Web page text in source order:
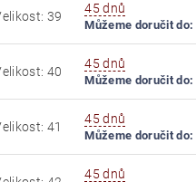
39
45 dnů
Můžeme doručit do:
40
45 dnů
Můžeme doručit do:
41
45 dnů
Můžeme doručit do:
45 dnů